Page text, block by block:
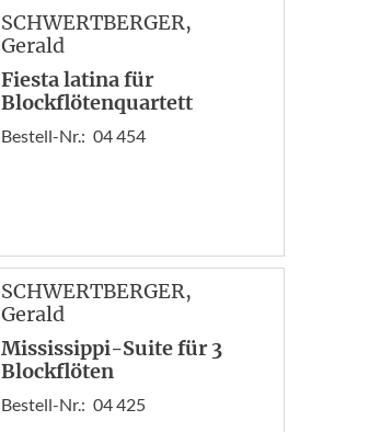
SCHWERTBERGER,
Gerald
Fiesta latina für
Blockflötenquartett
Bestell-Nr.: 04 454
SCHWERTBERGER,
Gerald
Mississippi-Suite für 3
Blockflöten
Bestell-Nr.: 04 425